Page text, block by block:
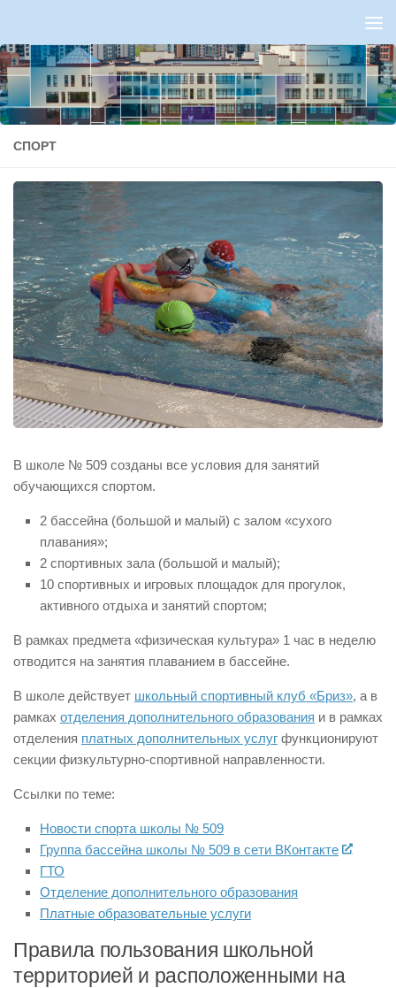
СПОРТ
В школе № 509 созданы все условия для занятий
обучающихся спортом.
2 бассейна (большой и малый) с залом «сухого
плавания»;
2 спортивных зала (большой и малый);
10 спортивных и игровых площадок для прогулок,
активного отдыха и занятий спортом;
В рамках предмета «физическая культура» 1 час в неделю
отводится на занятия плаванием в бассейне.
В школе действует школьный спортивный клуб «Бриз», а в
рамках отделения дополнительного образования и в рамках
отделения платных дополнительных услуг функционируют
секции физкультурно-спортивной направленности.
Ссылки по теме:
Новости спорта школы № 509
Группа бассейна школы № 509 в сети ВКонтакте
ГТО
Отделение дополнительного образования
Платные образовательные услуги
Правила пользования школьной
территорией и расположенными на